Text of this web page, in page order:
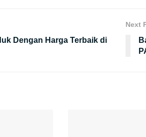
Dengan Harga Terbaik di
Next